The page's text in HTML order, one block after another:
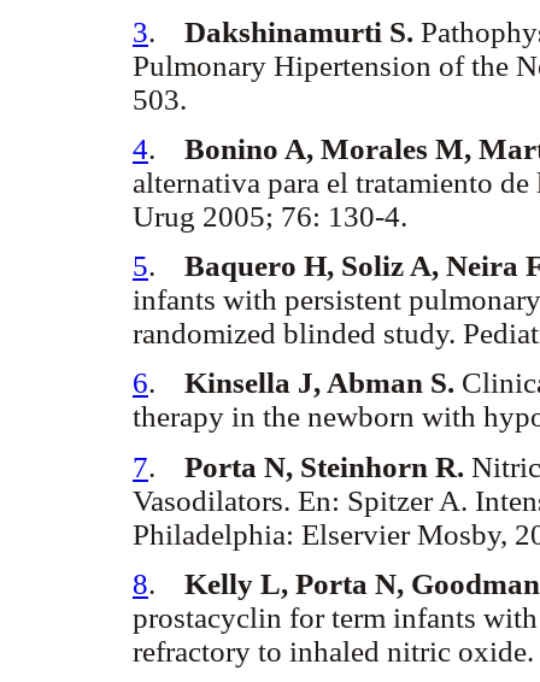
3. Dakshinamurti S.
Pulmonary Hipertension of the
503.
4. Bonino A, Morales M,
alternativa para el tratamiento
Urug 2005; 76: 130-4.
5. Baquero H, Soliz A, Neira
infants with persistent
randomized blinded study.
6. Kinsella J, Abman S.
therapy in the newborn with
7. Porta N, Steinhorn R.
Vasodilators. En: Spitzer A.
Philadelphia: Elservier Mosby,
8. Kelly L, Porta N,
prostacyclin for term infants
refractory to inhaled nitric